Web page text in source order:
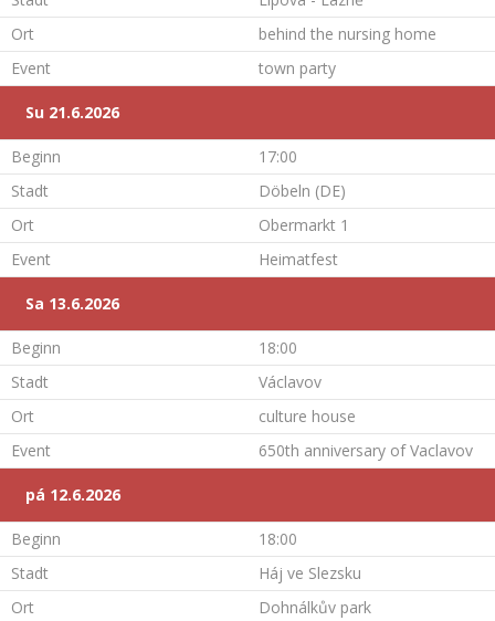
Ort
behind the nursing home
Event
town party
Su 21.6.2026
Beginn
17:00
Stadt
Döbeln (DE)
Ort
Obermarkt 1
Event
Heimatfest
Sa 13.6.2026
Beginn
18:00
Stadt
Václavov
Ort
culture house
Event
650th anniversary of Vaclavov
pá 12.6.2026
Beginn
18:00
Stadt
Háj ve Slezsku
Ort
Dohnálkův park